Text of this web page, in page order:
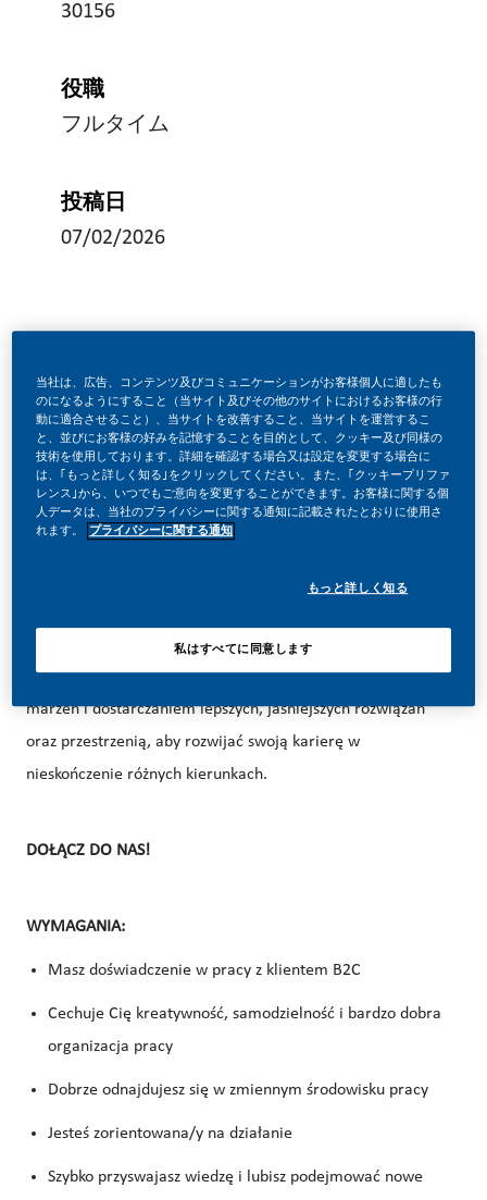
30156
役職
フルタイム
投稿日
07/02/2026
TWÓRZ Z NAMI HISTORIĘ!
W PMI zdecydowaliśmy się zrobić coś niesamowitego.
Całkowicie zmieniamy naszą działalność i budujemy naszą
przyszłość na jednym jasnym celu – budowanie przyszłości
Ogromna zmiana wiąże się z ogromną szansą. Tak więc,
gdziekolwiek do nas dołączysz, będziesz cieszyć się swobodą
marzeń i dostarczaniem lepszych, jaśniejszych rozwiązań
oraz przestrzenią, aby rozwijać swoją karierę w
nieskończenie różnych kierunkach.
DOŁĄCZ DO NAS!
WYMAGANIA:
Masz doświadczenie w pracy z klientem B2C
Cechuje Cię kreatywność, samodzielność i bardzo dobra
organizacja pracy
Dobrze odnajdujesz się w zmiennym środowisku pracy
Jesteś zorientowana/y na działanie
Szybko przyswajasz wiedzę i lubisz podejmować nowe
当社は、広告、コンテンツ及びコミュニケーションがお客様個人に適したも
のになるようにすること（当サイト及びその他のサイトにおけるお客様の行
動に適合させること）、当サイトを改善すること、当サイトを運営するこ
と、並びにお客様の好みを記憶することを目的として、クッキー及び同様の
技術を使用しております。詳細を確認する場合又は設定を変更する場合に
は、｢もっと詳しく知る｣をクリックしてください。また、｢クッキープリファ
レンス｣から、いつでもご意向を変更することができます。お客様に関する個
人データは、当社のプライバシーに関する通知に記載されたとおりに使用さ
れます。
プライバシーに関する通知
もっと詳しく知る
私はすべてに同意します